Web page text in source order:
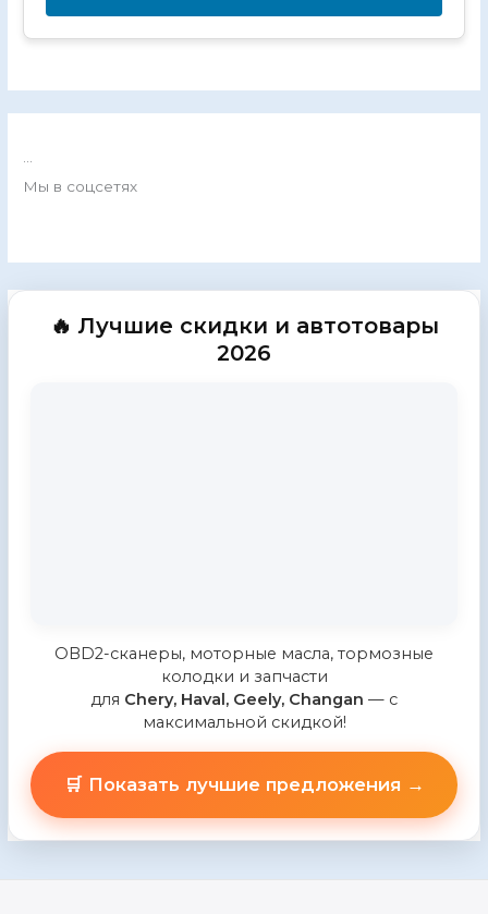
Мы в соцсетях
🔥 Лучшие скидки и автотовары
2026
OBD2-сканеры, моторные масла, тормозные
колодки и запчасти
для Chery, Haval, Geely, Changan — с
максимальной скидкой!
🛒 Показать лучшие предложения →